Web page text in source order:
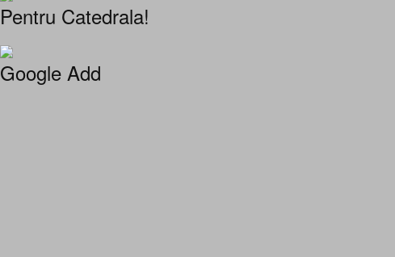
Pentru Catedrala!
Google Add